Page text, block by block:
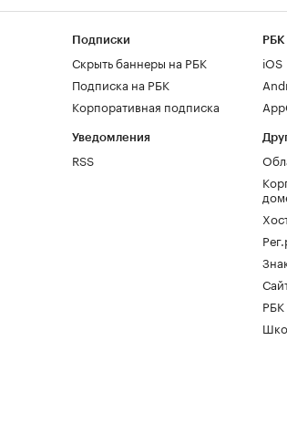
Подписки
Скрыть баннеры на РБК
Подписка на РБК
Корпоративная подписка
Уведомления
RSS
РБК
iOS